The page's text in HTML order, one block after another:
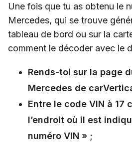
Une fois que tu as obtenu le
Mercedes, qui se trouve
tableau de bord ou sur la
comment le décoder avec le
Rends-toi sur la page
Mercedes de
Entre le code VIN à 17
l’endroit où il est
numéro VIN » ;